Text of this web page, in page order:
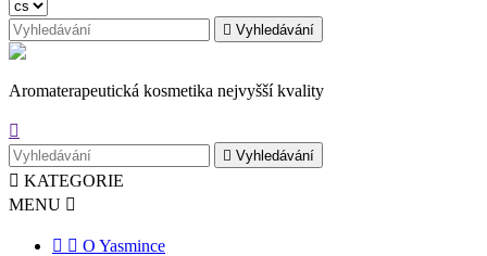
 Vyhledávání
Aromaterapeutická kosmetika nejvyšší kvality

 Vyhledávání
 KATEGORIE
MENU 
  O Yasmince